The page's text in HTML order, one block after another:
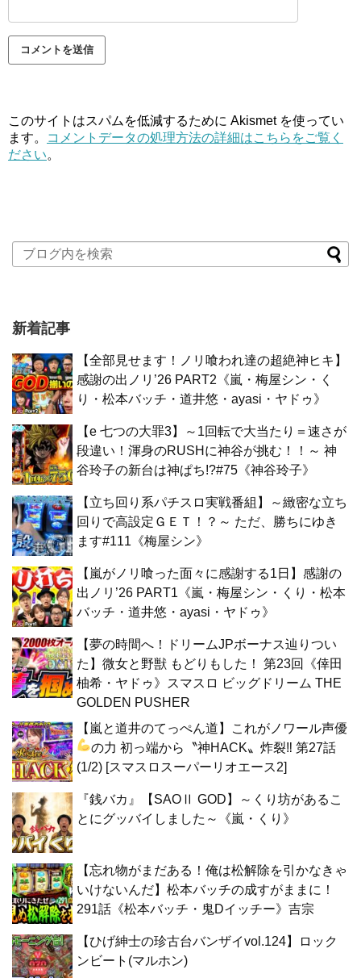
このサイトはスパムを低減するために Akismet を使ってい
ます。
コメントデータの処理方法の詳細はこちらをご覧く
ださい。
新着記事
【全部見せます！ノリ喰われ達の超絶神ヒキ】
感謝の出ノリ’26 PART2《嵐・梅屋シン・く
り・松本バッチ・道井悠・ayasi・ヤドゥ》
【e 七つの大罪3】～1回転で大当たり＝速さが
段違い！渾身のRUSHに神谷が挑む！！～ 神
谷玲子の新台は神ぱち!?#75《神谷玲子》
【立ち回り系パチスロ実戦番組】～緻密な立ち
回りで高設定ＧＥＴ！？～ ただ、勝ちにゆき
ます#111《梅屋シン》
【嵐がノリ喰った面々に感謝する1日】感謝の
出ノリ’26 PART1《嵐・梅屋シン・くり・松本
バッチ・道井悠・ayasi・ヤドゥ》
【夢の時間へ！ドリームJPボーナス辿りつい
た】微女と野獣 もどりもした！ 第23回《倖田
柚希・ヤドゥ》スマスロ ビッグドリーム THE
GOLDEN PUSHER
【嵐と道井のてっぺん道】これがノワール声優
の力 初っ端から〝神HACK〟炸裂‼ 第27話
(1/2) [スマスロスーパーリオエース2]
『銭バカ』【SAOⅡ GOD】～くり坊があるこ
とにグッバイしました～《嵐・くり》
【忘れ物がまだある！俺は松解除を引かなきゃ
いけないんだ】松本バッチの成すがままに！
291話《松本バッチ・鬼Dイッチー》吉宗
【ひげ紳士の珍古台バンザイvol.124】ロック
ンビート(マルホン)